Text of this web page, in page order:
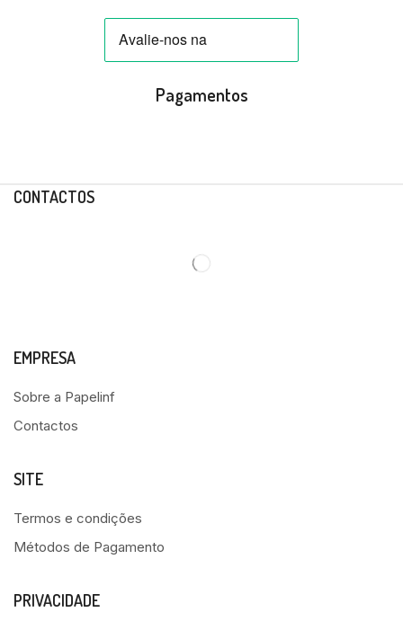
Pagamentos
CONTACTOS
EMPRESA
Sobre a Papelinf
Contactos
SITE
Termos e condições
Métodos de Pagamento
PRIVACIDADE